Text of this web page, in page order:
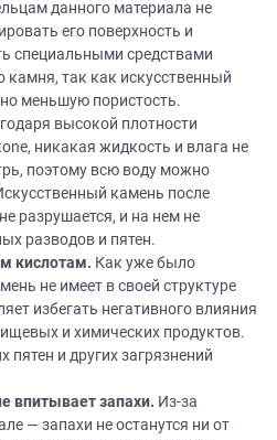
данного материала не
его поверхность и
специальными средствами
камня, так как искусственный
меньшую пористость.
высокой плотности
никакая жидкость и влага не
поэтому всю воду можно
камень после
разрушается, и на нем не
разводов и пятен.
кислотам. Как уже было
не имеет в своей структуре
избегать негативного влияния
и химических продуктов.
пятен и других загрязнений
впитывает запахи. Из-за
— запахи не останутся ни от